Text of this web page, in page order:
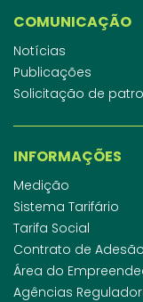
COMUNICAÇÃO
Notícias
Publicações
Solicitação de
INFORMAÇÕES
Medição
Sistema Tarifário
Tarifa Social
Contrato de Adesão
Área do
Agências